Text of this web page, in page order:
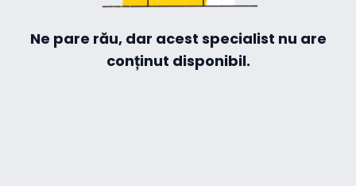
Ne pare rău, dar acest specialist nu are
conținut disponibil.